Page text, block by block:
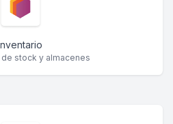
stock y almacenes